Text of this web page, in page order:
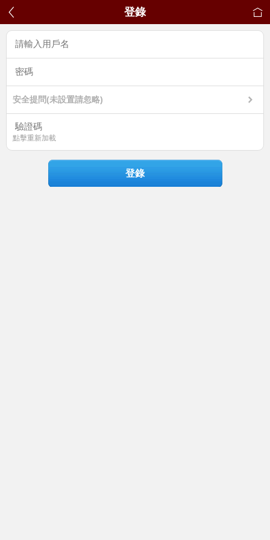
登錄
安全提問(未設置請忽略)
點擊重新加載
登錄